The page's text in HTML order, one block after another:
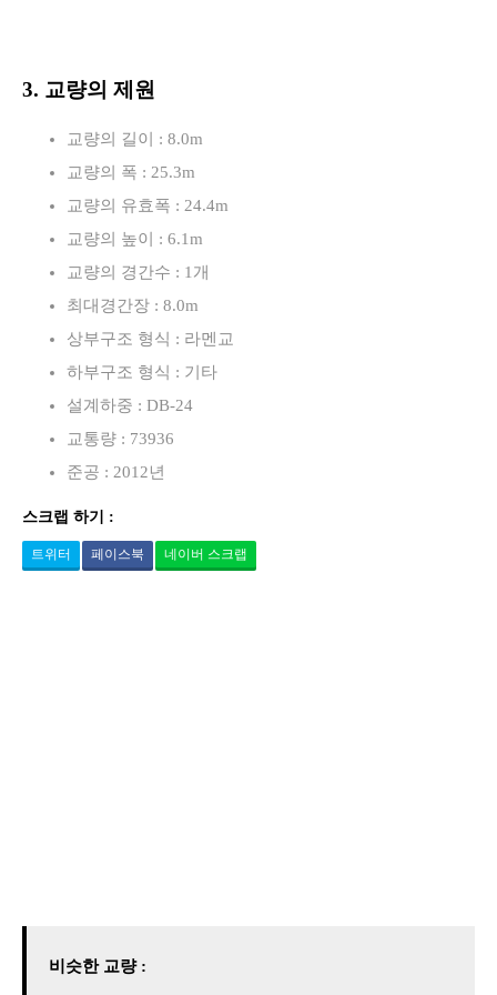
3. 교량의 제원
교량의 길이 : 8.0m
교량의 폭 : 25.3m
교량의 유효폭 : 24.4m
교량의 높이 : 6.1m
교량의 경간수 : 1개
최대경간장 : 8.0m
상부구조 형식 : 라멘교
하부구조 형식 : 기타
설계하중 : DB-24
교통량 : 73936
준공 : 2012년
스크랩 하기 :
트위터 페이스북 네이버 스크랩
비슷한 교량 :